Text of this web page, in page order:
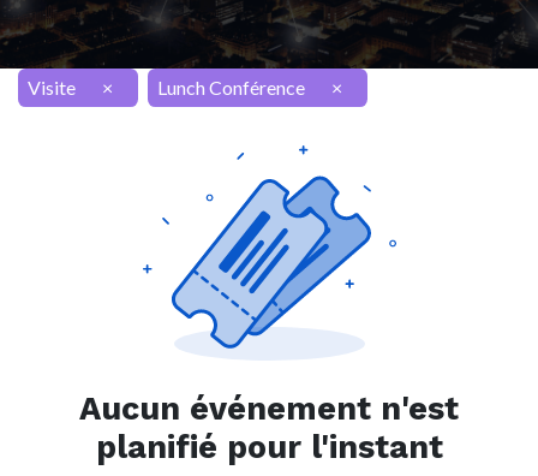
Visite × Lunch Conférence ×
Aucun événement n'est
planifié pour l'instant